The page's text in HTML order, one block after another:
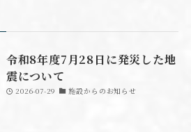
令和8年度7月28日に発災した地
震について
2026-07-29 施設からのお知らせ